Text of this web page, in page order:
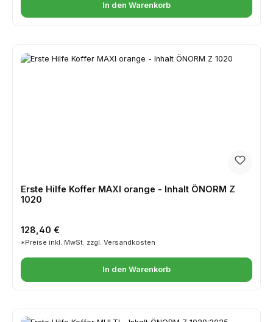
In den Warenkorb
Erste Hilfe Koffer MAXI orange - Inhalt ÖNORM Z
1020
Regulärer Preis:
128,40 €
*Preise inkl. MwSt. zzgl. Versandkosten
In den Warenkorb